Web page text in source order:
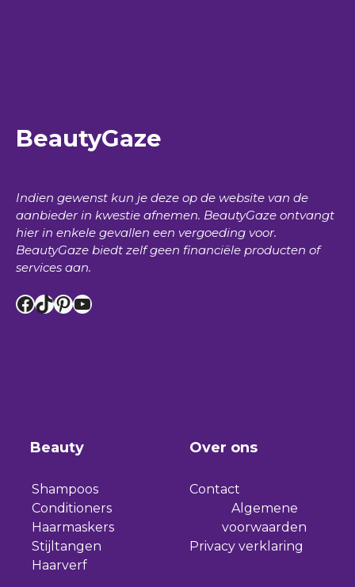
BeautyGaze
Indien gewenst kun je deze op de website van de
aanbieder in kwestie afnemen. BeautyGaze ontvangt
hier in enkele gevallen een vergoeding voor.
BeautyGaze biedt zelf geen financiële producten of
services aan.
Facebook
TikTok
Pinterest
YouTube
Beauty
Shampoos
Conditioners
Haarmaskers
Stijltangen
Haarverf
Over ons
Contact
Algemene
voorwaarden
Privacy verklaring